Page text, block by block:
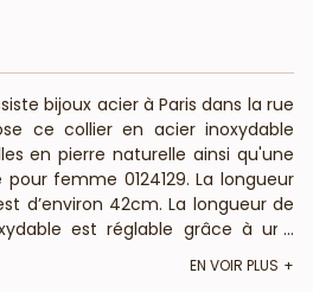
bijoux acier à Paris dans la rue
ce collier en acier inoxydable
en pierre naturelle ainsi qu'une
femme 0124129. La longueur
d’environ 42cm. La longueur de
est réglable grâce à une
son fermoir mousqueton. Votre
ce bijou fantaisie est composé
...
EN VOIR PLUS